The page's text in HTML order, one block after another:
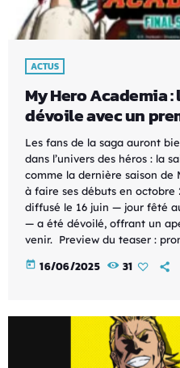
ACTUS
My Hero Academia
dévoile avec un
Les fans de la saga auront
dans l’univers des héros : la
comme la dernière saison de
à faire ses débuts en octobre
diffusé le 16 juin — jour fêté
— a été dévoilé, offrant un
venir. Preview du teaser :
today 16/06/2025 31